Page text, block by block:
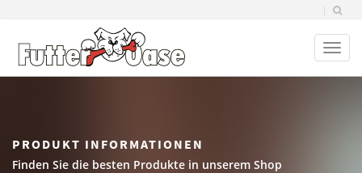
PRODUKT INFORMATIONEN
Finden Sie die besten Produkte in unserem Shop